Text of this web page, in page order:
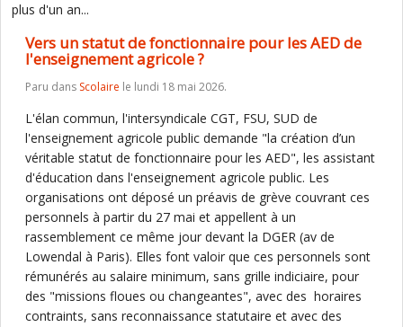
plus d'un an...
Vers un statut de fonctionnaire pour les AED de
l'enseignement agricole ?
Paru dans Scolaire le lundi 18 mai 2026.
L'élan commun, l'intersyndicale CGT, FSU, SUD de
l'enseignement agricole public demande "la création d’un
véritable statut de fonctionnaire pour les AED", les assistant
d'éducation dans l'enseignement agricole public. Les
organisations ont déposé un préavis de grève couvrant ces
personnels à partir du 27 mai et appellent à un
rassemblement ce même jour devant la DGER (av de
Lowendal à Paris). Elles font valoir que ces personnels sont
rémunérés au salaire minimum, sans grille indiciaire, pour
des "missions floues ou changeantes", avec des horaires
contraints, sans reconnaissance statutaire et avec des